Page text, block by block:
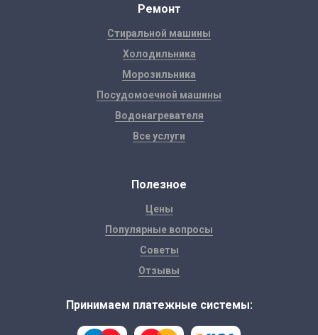
Ремонт
Стиральной машины
Холодильника
Морозильника
Посудомоечной машины
Водонагревателя
Все услуги
Полезное
Цены
Популярные вопросы
Советы
Отзывы
Принимаем платежные системы: